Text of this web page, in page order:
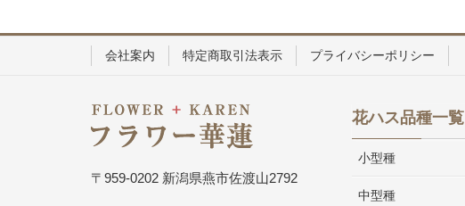
会社案内 特定商取引法表示 プライバシーポリシー
〒959-0202 新潟県燕市佐渡山2792
花ハス品種一覧
小型種
中型種